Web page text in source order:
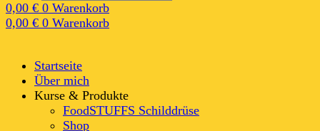
0,00 € 0 Warenkorb
0,00 € 0 Warenkorb
Startseite
Über mich
Kurse & Produkte
FoodSTUFFS Schilddrüse
Shop